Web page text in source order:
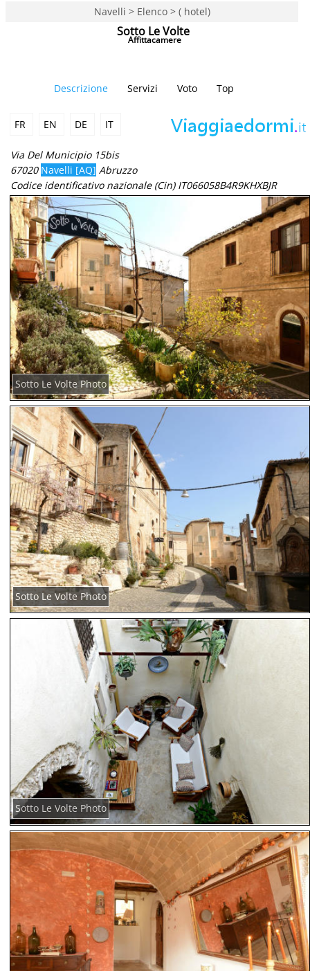
Navelli > Elenco > ( hotel)
Sotto Le Volte
Affittacamere
Descrizione Servizi Voto Top
FR EN DE IT
Via Del Municipio 15bis
67020 Navelli [AQ] Abruzzo
Codice identificativo nazionale (Cin) IT066058B4R9KHXBJR
Sotto Le Volte Photo
Sotto Le Volte Photo
Sotto Le Volte Photo